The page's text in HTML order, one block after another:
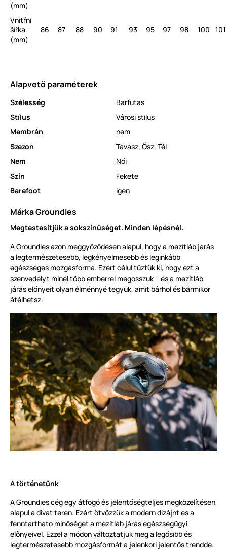
(mm)
Vnitřní
šířka
(mm)
86 87 88 90 91 93 95 97 98 100 101
Alapvető paraméterek
Szélesség
Barfutas
Stílus
Városi stílus
Membrán
nem
Szezon
Tavasz, Ősz, Tél
Nem
Női
Szín
Fekete
Barefoot
igen
Márka Groundies
Megtestesítjük a sokszínűséget. Minden lépésnél.
A Groundies azon meggyőződésen alapul, hogy a mezítláb járás
a legtermészetesebb, legkényelmesebb és leginkább
egészséges mozgásforma. Ezért célul tűztük ki, hogy ezt a
szenvedélyt minél több emberrel megosszuk – és a mezítláb
járás előnyeit olyan élménnyé tegyük, amit bárhol és bármikor
átélhetsz.
A történetünk
A Groundies cég egy átfogó és jelentőségteljes megközelítésen
alapul a divat terén. Ezért ötvözzük a modern dizájnt és a
fenntartható minőséget a mezítláb járás egészségügyi
előnyeivel. Ezzel a módon változtatjuk meg a legősibb és
legtermészetesebb mozgásformát a jelenkori jelentős trenddé.